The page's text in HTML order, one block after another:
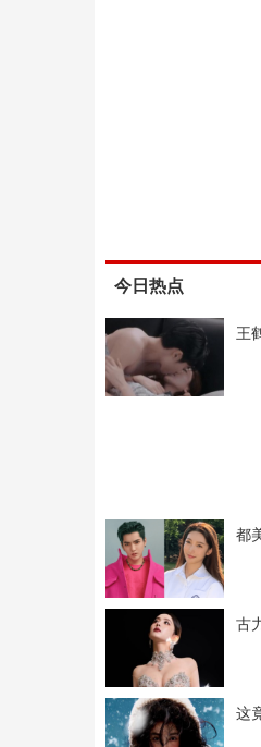
今日热点
王
都
古
这